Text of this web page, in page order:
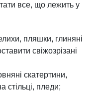
все, що лежить у
пляшки, глиняні
свіжозрізані
скатертини,
стільці, пледи;